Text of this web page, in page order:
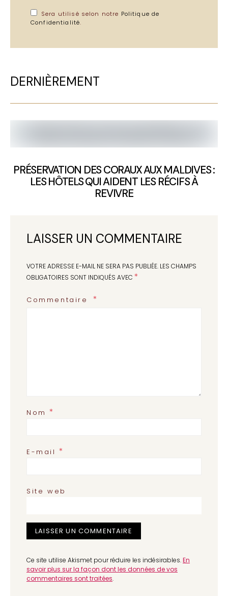
Sera utilisé selon notre Politique de
Confidentialité.
DERNIÈREMENT
PRÉSERVATION DES CORAUX AUX MALDIVES :
LES HÔTELS QUI AIDENT LES RÉCIFS À
REVIVRE
LAISSER UN COMMENTAIRE
VOTRE ADRESSE E-MAIL NE SERA PAS PUBLIÉE. LES CHAMPS
OBLIGATOIRES SONT INDIQUÉS AVEC *
Commentaire
Nom*
E-mail*
Site web
Ce site utilise Akismet pour réduire les indésirables.En
savoir plus sur la façon dont les données de vos
commentaires sont traitées.